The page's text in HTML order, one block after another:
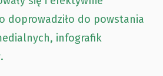
doprowadziło do powstania
infografik